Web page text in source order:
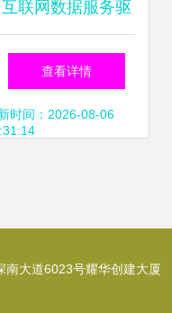
互联网数据服务驱
动乌镇经济开启新
模式
查看详情
时间：2026-08-06
南大道6023号耀华创建大厦